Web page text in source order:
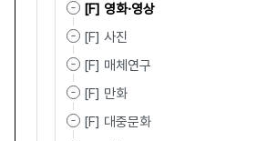
[F] 영화·영상
[F] 사진
[F] 매체연구
[F] 만화
[F] 대중문화